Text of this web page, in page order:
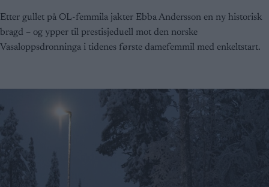
Etter gullet på OL-femmila jakter Ebba Andersson en ny historisk
bragd – og ypper til prestisjeduell mot den norske
Vasaloppsdronninga i tidenes første damefemmil med enkeltstart.